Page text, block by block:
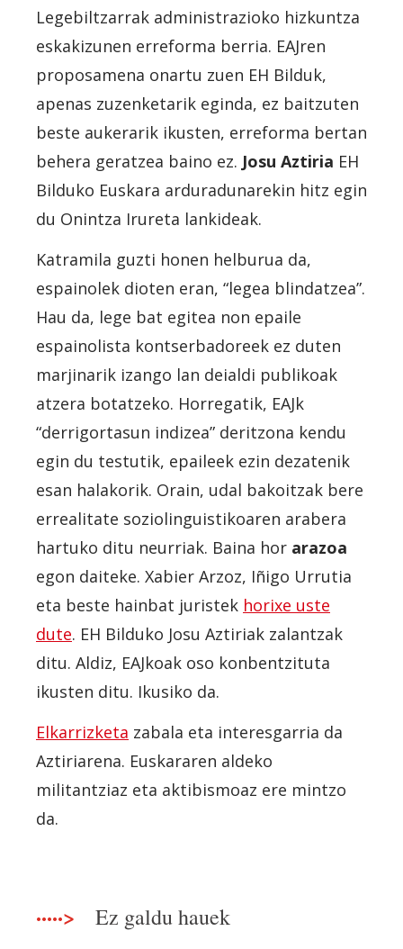
Legebiltzarrak administrazioko hizkuntza
eskakizunen erreforma berria. EAJren
proposamena onartu zuen EH Bilduk,
apenas zuzenketarik eginda, ez baitzuten
beste aukerarik ikusten, erreforma bertan
behera geratzea baino ez. Josu Aztiria EH
Bilduko Euskara arduradunarekin hitz egin
du Onintza Irureta lankideak.
Katramila guzti honen helburua da,
espainolek dioten eran, “legea blindatzea”.
Hau da, lege bat egitea non epaile
espainolista kontserbadoreek ez duten
marjinarik izango lan deialdi publikoak
atzera botatzeko. Horregatik, EAJk
“derrigortasun indizea” deritzona kendu
egin du testutik, epaileek ezin dezatenik
esan halakorik. Orain, udal bakoitzak bere
errealitate soziolinguistikoaren arabera
hartuko ditu neurriak. Baina hor arazoa
egon daiteke. Xabier Arzoz, Iñigo Urrutia
eta beste hainbat juristek horixe uste
dute. EH Bilduko Josu Aztiriak zalantzak
ditu. Aldiz, EAJkoak oso konbentzituta
ikusten ditu. Ikusiko da.
Elkarrizketa zabala eta interesgarria da
Aztiriarena. Euskararen aldeko
militantziaz eta aktibismoaz ere mintzo
da.
·····> Ez galdu hauek